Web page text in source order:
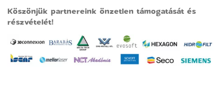
Köszönjük partnereink önzetlen támogatását és
részvételét!